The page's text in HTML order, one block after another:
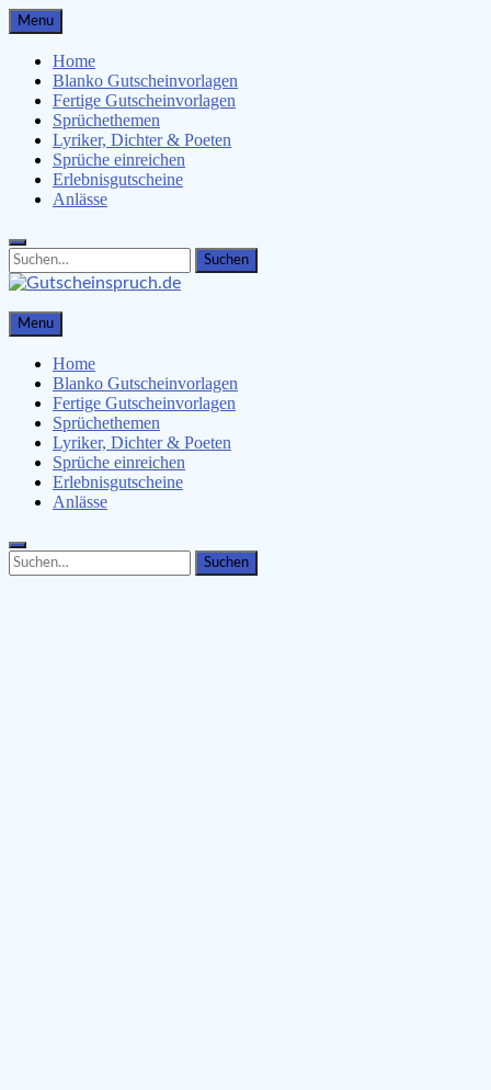
Skip
to
content
Menu
Home
Blanko Gutscheinvorlagen
Fertige Gutscheinvorlagen
Sprüchethemen
Lyriker, Dichter & Poeten
Sprüche einreichen
Erlebnisgutscheine
Anlässe
Search
for:
Search
Gutscheinspruch.de
Gutscheinsprüche & Gutscheinvorlagen finden
Menu
Home
Blanko Gutscheinvorlagen
Fertige Gutscheinvorlagen
Sprüchethemen
Lyriker, Dichter & Poeten
Sprüche einreichen
Erlebnisgutscheine
Anlässe
Search
for:
Search